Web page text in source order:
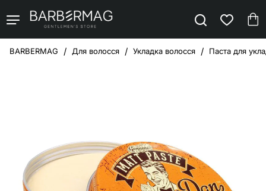
Для волосся Укладка волосся Паста для